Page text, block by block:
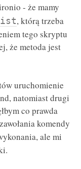
- że mamy
, którą trzeba
tego skryptu
że metoda jest
uruchomienie
natomiast drugi
co prawda
komendy
ale mi